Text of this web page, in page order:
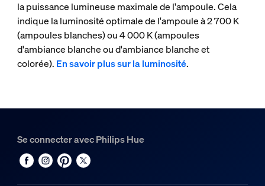
la puissance lumineuse maximale de l'ampoule. Cela
indique la luminosité optimale de l'ampoule à 2 700 K
(ampoules blanches) ou 4 000 K (ampoules
d'ambiance blanche ou d'ambiance blanche et
colorée). En savoir plus sur la luminosité.
Se connecter avec Philips Hue